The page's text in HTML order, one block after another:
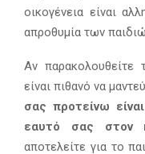
οικογένεια είναι
απροθυμία των
Αν
είναι πιθανό να
σας προτείνω
εαυτό σας στον
αποτελείτε για το